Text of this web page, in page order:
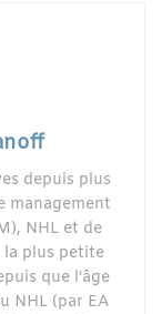
depuis plus
management
NHL et de
la plus petite
que l'âge
NHL (par EA